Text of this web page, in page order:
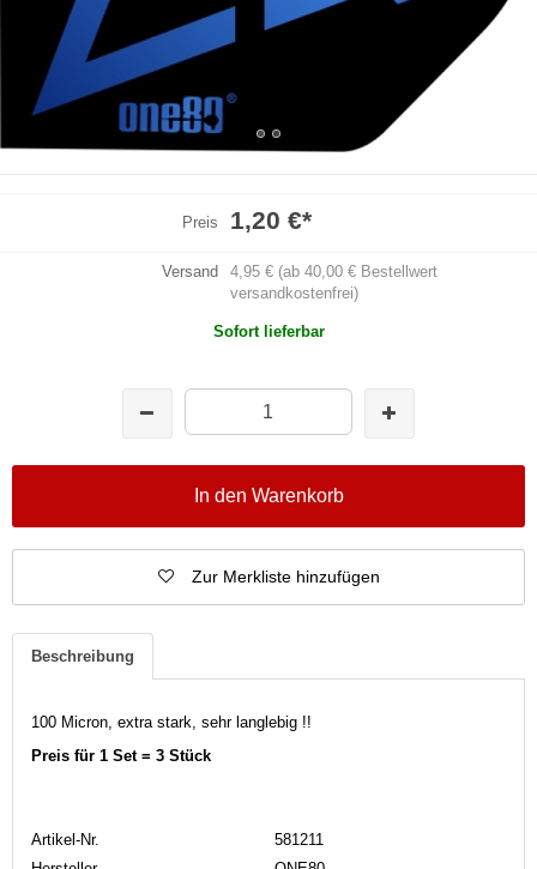
Preis 1,20 €*
Versand
4,95 € (ab 40,00 € Bestellwert
versandkostenfrei)
Sofort lieferbar
In den Warenkorb
Zur Merkliste hinzufügen
Beschreibung
100 Micron, extra stark, sehr langlebig !!
Preis für 1 Set = 3 Stück
Artikel-Nr.
581211